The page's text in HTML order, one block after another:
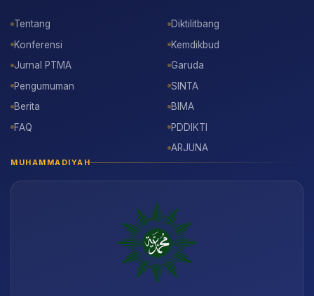
Tentang
Konferensi
Jurnal PTMA
Pengumuman
Berita
FAQ
Diktilitbang
Kemdikbud
Garuda
SINTA
BIMA
PDDIKTI
ARJUNA
MUHAMMADIYAH